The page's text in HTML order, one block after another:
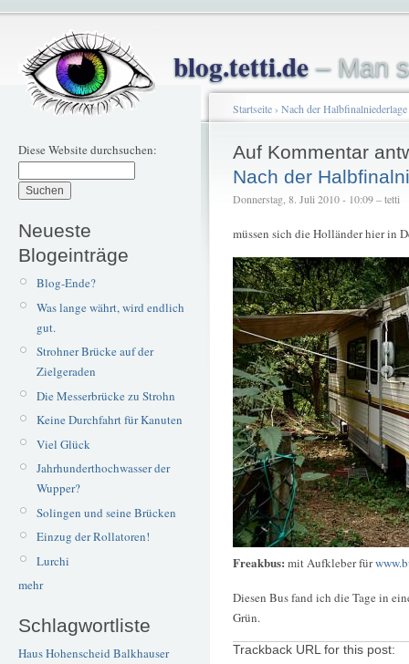
blog.tetti.de– Man
Diese Website durchsuchen:
Neueste
Blogeinträge
Blog-Ende?
Was lange währt, wird endlich
gut.
Strohner Brücke auf der
Zielgeraden
Die Messerbrücke zu Strohn
Keine Durchfahrt für Kanuten
Viel Glück
Jahrhunderthochwasser der
Wupper?
Solingen und seine Brücken
Einzug der Rollatoren!
Lurchi
mehr
Schlagwortliste
Haus Hohenscheid Balkhauser
Startseite› Nach der
Auf Kommentar
Nach der
Donnerstag, 8. Juli 2010 - 10:09 – tetti
müssen sich die Holländer hier in
Freakbus: mit Aufkleber für
Diesen Bus fand ich die Tage in
Grün.
Trackback URL for this post: